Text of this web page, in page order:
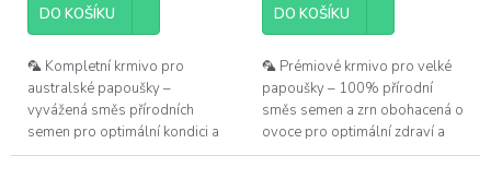
DO KOŠÍKU
🦜 Kompletní krmivo pro
australské papoušky –
vyvážená směs přírodních
semen pro optimální kondici a
zdraví středně velkých
DO KOŠÍKU
🦜 Prémiové krmivo pro velké
papoušky – 100% přírodní
směs semen a zrn obohacená o
ovoce pro optimální zdraví a
vitalitu.